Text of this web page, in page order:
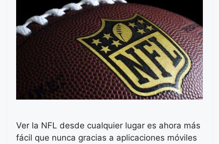
Ver la NFL desde cualquier lugar es ahora más
fácil que nunca gracias a aplicaciones móviles